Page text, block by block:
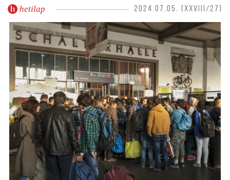
hetilap 2024.07.05. (XXVIII/27)